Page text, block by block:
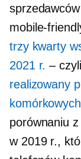
mobile-
trzy kwarty
2021 r. –
realizowany
komórkowych
porównaniu
w 2019 r.,